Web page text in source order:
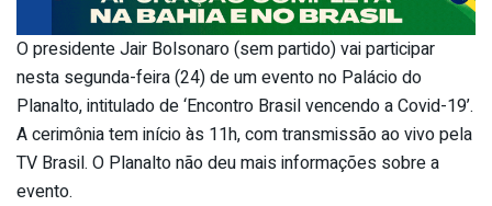
O presidente Jair Bolsonaro (sem partido) vai participar
nesta segunda-feira (24) de um evento no Palácio do
Planalto, intitulado de ‘Encontro Brasil vencendo a Covid-19’.
A cerimônia tem início às 11h, com transmissão ao vivo pela
TV Brasil. O Planalto não deu mais informações sobre a
evento.